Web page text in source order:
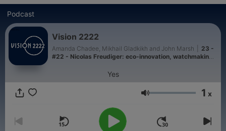
Podcast
Vision 2222
Amanda Chadee, Mikhail Gladkikh and John Marsh
23 -
#22 - Nicolas Freudiger: eco-innovation, watchmaking,
Yes
Ένταση 1 x